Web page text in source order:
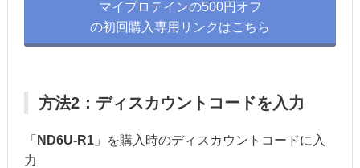
マイプロテインの500円オフ
の初回購入専用リンクはこちら
方法2：ディスカウントコードを入力
「 ND6U-R1 」を購入時のディスカウントコードに入
力